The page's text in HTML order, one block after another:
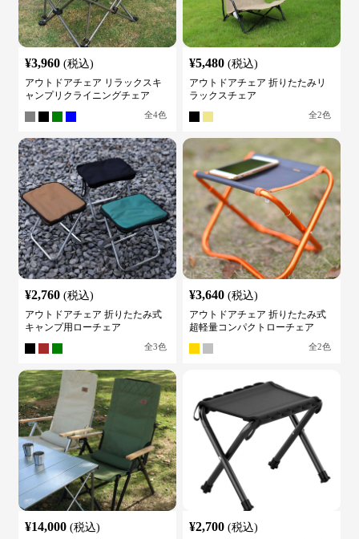
¥3,960 (税込)
アウトドアチェア リラックスキ
ャンプリクライニングチェア
全4色
¥5,480 (税込)
アウトドアチェア 折りたたみリ
ラックスチェア
全2色
¥2,760 (税込)
アウトドアチェア 折りたたみ式
キャンプ用ローチェア
全3色
¥3,640 (税込)
アウトドアチェア 折りたたみ式
超軽量コンパクトローチェア
全2色
¥14,000 (税込) ¥2,700 (税込)